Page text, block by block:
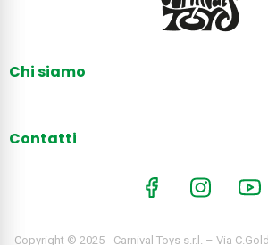
Chi siamo
Contatti
Copyright © 2025 - Carnival Toys s.r.l. – Via